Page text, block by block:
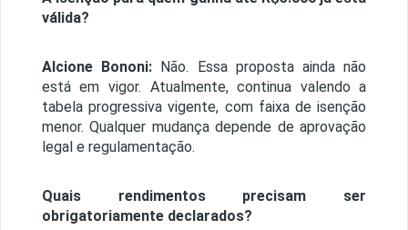
válida?
Alcione Bononi: Não. Essa proposta ainda não
está em vigor. Atualmente, continua valendo a
tabela progressiva vigente, com faixa de isenção
menor. Qualquer mudança depende de aprovação
legal e regulamentação.
Quais rendimentos precisam ser
obrigatoriamente declarados?